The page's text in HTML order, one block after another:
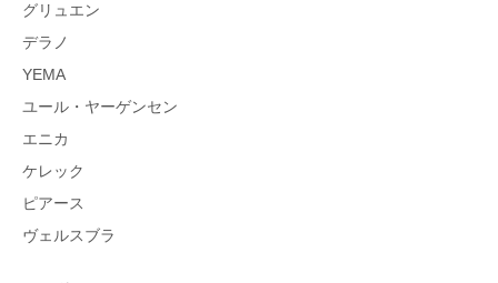
グリュエン
デラノ
YEMA
ユール・ヤーゲンセン
エニカ
ケレック
ピアース
ヴェルスブラ